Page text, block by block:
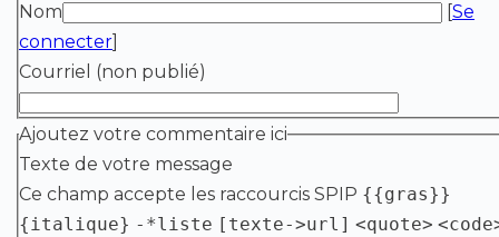
Nom
[Se
connecter]
Courriel (non publié)
Ajoutez votre commentaire ici
Texte de votre message
Ce champ accepte les raccourcis SPIP {{gras}}
{italique} -*liste [texte->url] <quote>